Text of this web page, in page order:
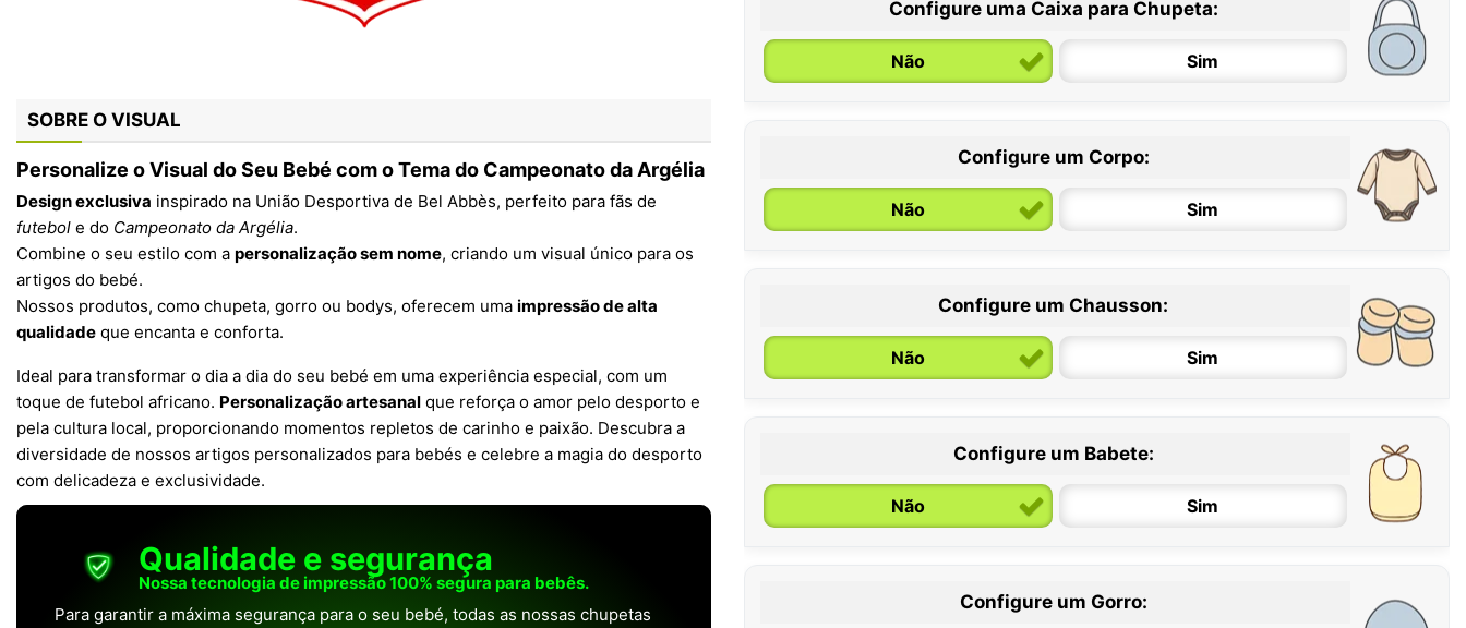
SOBRE O VISUAL
Personalize o Visual do Seu Bebé com o Tema do Campeonato da Argélia
Design exclusiva inspirado na União Desportiva de Bel Abbès, perfeito para fãs de
futebol e do Campeonato da Argélia.
Combine o seu estilo com a personalização sem nome, criando um visual único para os
artigos do bebé.
Nossos produtos, como chupeta, gorro ou bodys, oferecem uma impressão de alta
qualidade que encanta e conforta.
Ideal para transformar o dia a dia do seu bebé em uma experiência especial, com um
toque de futebol africano. Personalização artesanal que reforça o amor pelo desporto e
pela cultura local, proporcionando momentos repletos de carinho e paixão. Descubra a
diversidade de nossos artigos personalizados para bebés e celebre a magia do desporto
com delicadeza e exclusividade.
Qualidade e segurança
Nossa tecnologia de impressão 100% segura para bebês.
Para garantir a máxima segurança para o seu bebé, todas as nossas chupetas
Configure uma Caixa para Chupeta:
Não Sim
Configure um Corpo:
Não Sim
6 / 12 meses 12 / 18 meses
Configure um Chausson:
Não Sim
Configure um Babete:
Não Sim
Configure um Gorro: